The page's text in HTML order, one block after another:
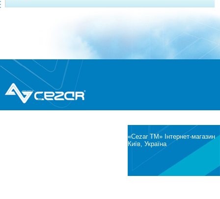
®
«Cezar TM» Інтернет-магазин
Київ, Україна